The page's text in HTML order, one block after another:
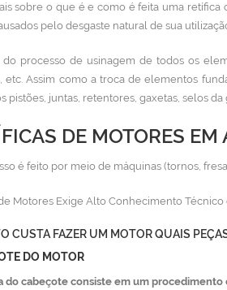
sobre o que é e como é feita uma
pelo desgaste natural de sua
do processo de usinagem de todos os
etc. Assim como a troca de elementos
pistões, juntas, retentores, gaxetas, selos
DE MOTORES
é feito por meio de máquinas (tornos,
Motores Exige Alto Conhecimento
CUSTA FAZER UM MOTOR QUAIS
DO MOTOR
do cabeçote consiste em um procedimento